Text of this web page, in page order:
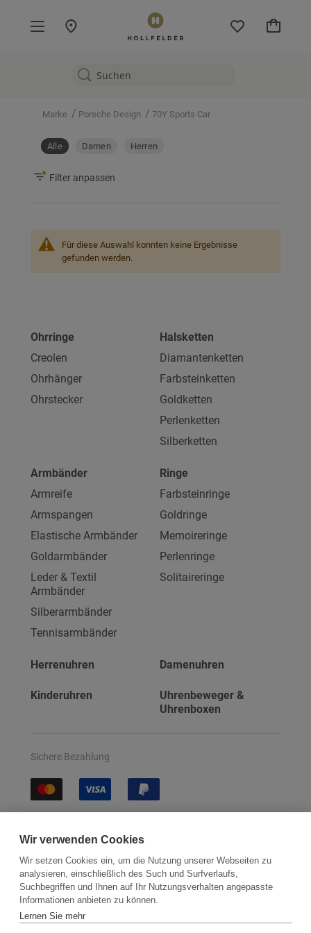
Mein
Marke / Porsche Design / 70Y Sports Car
Alle Damen Herren
Für diese Auswahl konnten keine Ergebnisse
gefunden werden.
Filter anpassen
Ohrringe
Creolen
Ohrhänger
Ohrstecker
Halsketten
Diamantenketten
Farbsteinketten
Goldketten
Perlenketten
Silberketten
Armbänder
Armreife
Armspangen
Elastische Armbänder
Goldarmbänder
Leder & Textil
Armbänder
Silberarmbänder
Tennisarmbänder
Ringe
Farbsteinringe
Goldringe
Memoireringe
Perlenringe
Solitaireringe
Herrenuhren Damenuhren
Kinderuhren
Uhrenbeweger &
Uhrenboxen
Sichere Bezahlung
Kontakt Newsletter Partner
Versand
Wir verwenden Cookies
Wir setzen Cookies ein, um die Nutzung unserer Webseiten zu
analysieren, einschließlich des Such und Surfverlaufs,
Suchbegriffen und Ihnen auf Ihr Nutzungsverhalten angepasste
Informationen anbieten zu können.
Lernen Sie mehr